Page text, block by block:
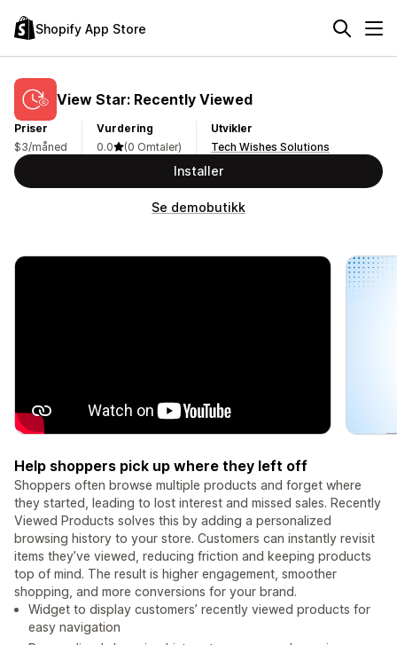
Shopify App Store
View Star: Recently Viewed
Priser
$3/måned
Vurdering
0.0
(0 Omtaler)
Utvikler
Tech Wishes Solutions
Installer
Se demobutikk
Help shoppers pick up where they left off
Shoppers often browse multiple products and forget where
they started, leading to lost interest and missed sales. Recently
Viewed Products solves this by adding a personalized
browsing history to your store. Customers can instantly revisit
items they’ve viewed, reducing friction and keeping products
top of mind. The result is higher engagement, smoother
shopping, and more conversions for your brand.
Widget to display customers’ recently viewed products for
easy navigation